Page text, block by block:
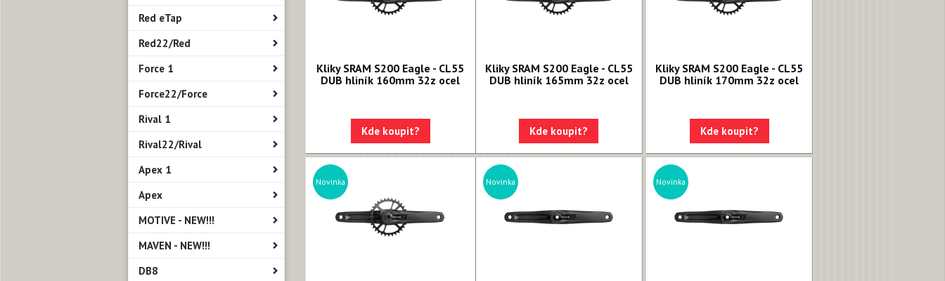
Red eTap
Red22/Red
Force 1
Force22/Force
Rival 1
Rival22/Rival
Apex 1
Apex
MOTIVE - NEW!!!
MAVEN - NEW!!!
DB8
Kliky SRAM S200 Eagle - CL55
DUB hliník 160mm 32z ocel
Kde koupit?
Kliky SRAM S200 Eagle - CL55
DUB hliník 165mm 32z ocel
Kde koupit?
Kliky SRAM S200 Eagle - CL55
DUB hliník 170mm 32z ocel
Kde koupit?
Novinka Novinka Novinka